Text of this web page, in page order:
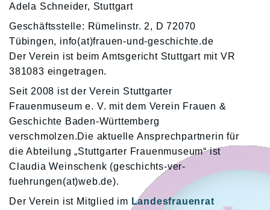
Adela Schneider, Stuttgart
Geschäftsstelle: Rümelinstr. 2, D 72070
Tübingen, info(at)frauen-und-geschichte.de
Der Verein ist beim Amtsgericht Stuttgart mit VR
381083 eingetragen.
Seit 2008 ist der Verein Stuttgarter
Frauenmuseum e. V. mit dem Verein Frauen &
Geschichte Baden-Württemberg
verschmolzen.Die aktuelle Ansprechpartnerin für
die Abteilung „Stuttgarter Frauenmuseum“ ist
Claudia Weinschenk (geschichts-ver-
fuehrungen(at)web.de).
Der Verein ist Mitglied im Landesfrauenrat